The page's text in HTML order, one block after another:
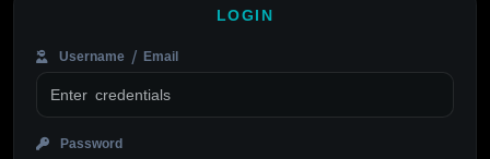
LOGIN
Username / Email
Password